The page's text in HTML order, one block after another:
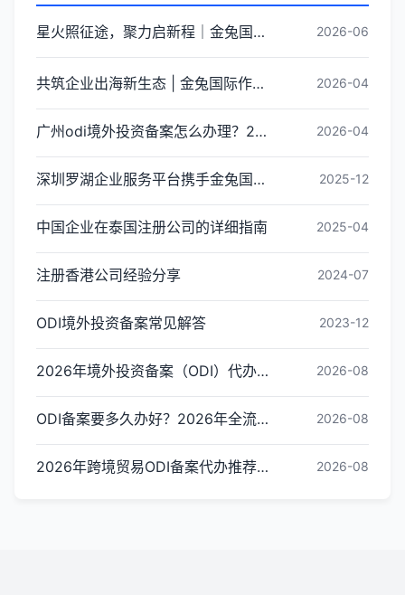
星火照征途，聚力启新程｜金兔国际井冈山红色研学团建圆满收官 2026-06
共筑企业出海新生态 | 金兔国际作为代表单位亮相宝安区出海服务中心揭牌仪式 2026-04
广州odi境外投资备案怎么办理？2026年最新流程详解 2026-04
深圳罗湖企业服务平台携手金兔国际ODI备案专家,共建跨境出海全链条服务新生态 2025-12
中国企业在泰国注册公司的详细指南 2025-04
注册香港公司经验分享 2024-07
ODI境外投资备案常见解答 2023-12
2026年境外投资备案（ODI）代办收费标准与影响因素解析 2026-08
ODI备案要多久办好？2026年全流程时间拆解与加速审批指南 2026-08
2026年跨境贸易ODI备案代办推荐与核心选择标准指南 2026-08